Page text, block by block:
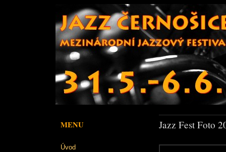
MENU
Úvod
Jazz Fest Foto